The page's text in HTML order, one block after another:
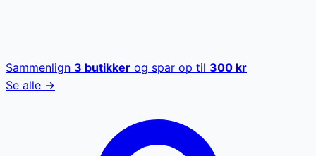
Sammenlign 3 butikker og spar op til 300 kr
Se alle →